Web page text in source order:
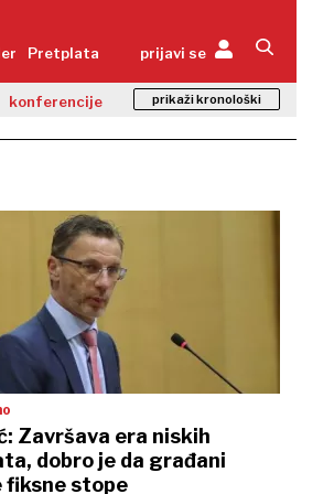
Pretplata prijavi se
konferencije prikaži kronološki
Završava era niskih
dobro je da građani
fiksne stope